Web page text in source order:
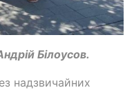
Білоусов.
надзвичайних